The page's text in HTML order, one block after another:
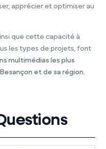
apprécier et optimiser au
que cette capacité à
les types de projets, font
multimédias les plus
et de sa région.